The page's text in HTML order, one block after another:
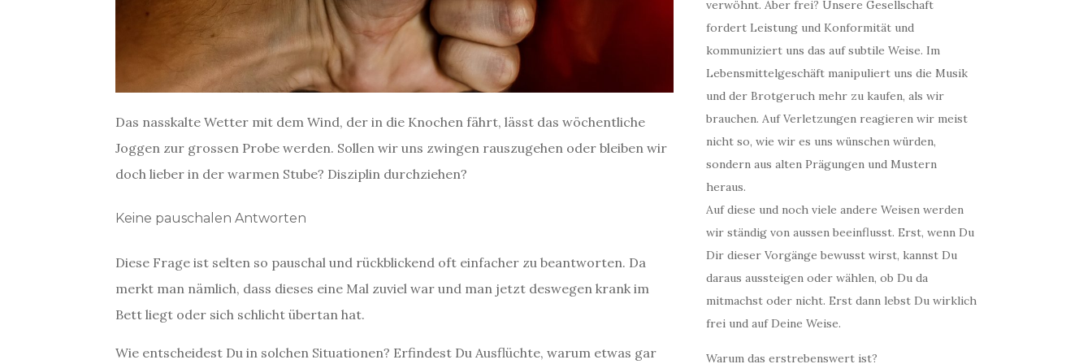
Das nasskalte Wetter mit dem Wind, der in die Knochen fährt, lässt das wöchentliche
Joggen zur grossen Probe werden. Sollen wir uns zwingen rauszugehen oder bleiben wir
doch lieber in der warmen Stube? Disziplin durchziehen?
Keine pauschalen Antworten
Diese Frage ist selten so pauschal und rückblickend oft einfacher zu beantworten. Da
merkt man nämlich, dass dieses eine Mal zuviel war und man jetzt deswegen krank im
Bett liegt oder sich schlicht übertan hat.
Wie entscheidest Du in solchen Situationen? Erfindest Du Ausflüchte, warum etwas gar
verwöhnt. Aber frei? Unsere Gesellschaft
fordert Leistung und Konformität und
kommuniziert uns das auf subtile Weise. Im
Lebensmittelgeschäft manipuliert uns die Musik
und der Brotgeruch mehr zu kaufen, als wir
brauchen. Auf Verletzungen reagieren wir meist
nicht so, wie wir es uns wünschen würden,
sondern aus alten Prägungen und Mustern
heraus.
Auf diese und noch viele andere Weisen werden
wir ständig von aussen beeinflusst. Erst, wenn Du
Dir dieser Vorgänge bewusst wirst, kannst Du
daraus aussteigen oder wählen, ob Du da
mitmachst oder nicht. Erst dann lebst Du wirklich
frei und auf Deine Weise.
Warum das erstrebenswert ist?